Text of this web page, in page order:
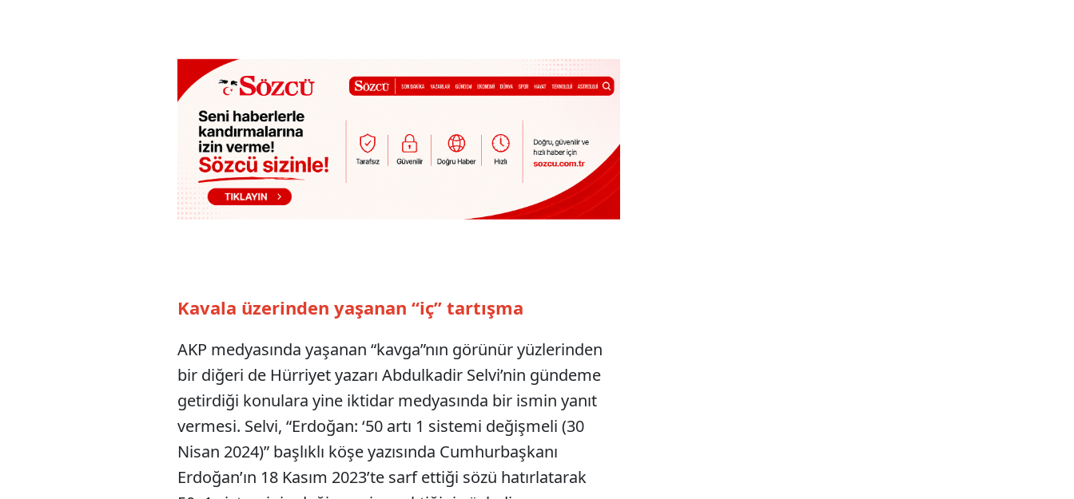
Kavala üzerinden yaşanan “iç” tartışma
AKP medyasında yaşanan “kavga”nın görünür yüzlerinden
bir diğeri de Hürriyet yazarı Abdulkadir Selvi’nin gündeme
getirdiği konulara yine iktidar medyasında bir ismin yanıt
vermesi. Selvi, “Erdoğan: ‘50 artı 1 sistemi değişmeli (30
Nisan 2024)” başlıklı köşe yazısında Cumhurbaşkanı
Erdoğan’ın 18 Kasım 2023’te sarf ettiği sözü hatırlatarak